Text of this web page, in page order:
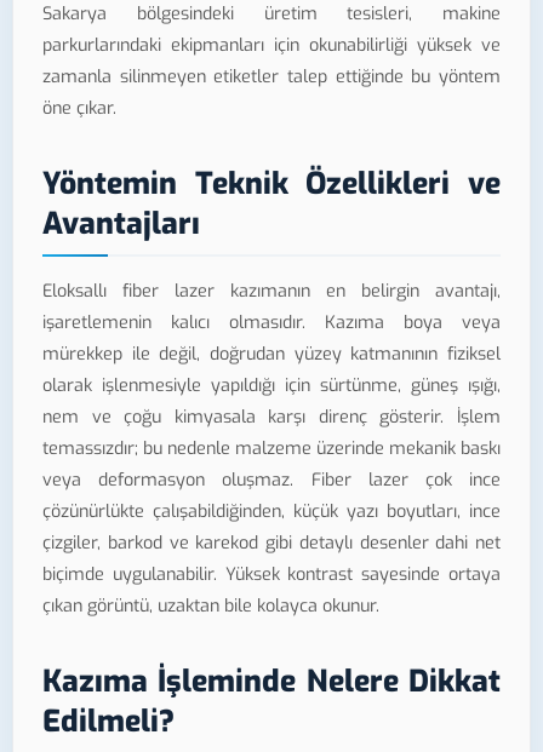
Sakarya bölgesindeki üretim tesisleri, makine
parkurlarındaki ekipmanları için okunabilirliği yüksek ve
zamanla silinmeyen etiketler talep ettiğinde bu yöntem
öne çıkar.
Yöntemin Teknik Özellikleri ve
Avantajları
Eloksallı fiber lazer kazımanın en belirgin avantajı,
işaretlemenin kalıcı olmasıdır. Kazıma boya veya
mürekkep ile değil, doğrudan yüzey katmanının fiziksel
olarak işlenmesiyle yapıldığı için sürtünme, güneş ışığı,
nem ve çoğu kimyasala karşı direnç gösterir. İşlem
temassızdır; bu nedenle malzeme üzerinde mekanik baskı
veya deformasyon oluşmaz. Fiber lazer çok ince
çözünürlükte çalışabildiğinden, küçük yazı boyutları, ince
çizgiler, barkod ve karekod gibi detaylı desenler dahi net
biçimde uygulanabilir. Yüksek kontrast sayesinde ortaya
çıkan görüntü, uzaktan bile kolayca okunur.
Kazıma İşleminde Nelere Dikkat
Edilmeli?